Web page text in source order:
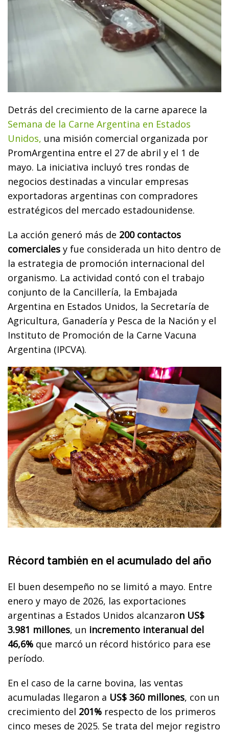
Detrás del crecimiento de la carne aparece la
Semana de la Carne Argentina en Estados
Unidos, una misión comercial organizada por
PromArgentina entre el 27 de abril y el 1 de
mayo. La iniciativa incluyó tres rondas de
negocios destinadas a vincular empresas
exportadoras argentinas con compradores
estratégicos del mercado estadounidense.
La acción generó más de 200 contactos
comerciales y fue considerada un hito dentro de
la estrategia de promoción internacional del
organismo. La actividad contó con el trabajo
conjunto de la Cancillería, la Embajada
Argentina en Estados Unidos, la Secretaría de
Agricultura, Ganadería y Pesca de la Nación y el
Instituto de Promoción de la Carne Vacuna
Argentina (IPCVA).
Récord también en el acumulado del año
El buen desempeño no se limitó a mayo. Entre
enero y mayo de 2026, las exportaciones
argentinas a Estados Unidos alcanzaron US$
3.981 millones, un incremento interanual del
46,6% que marcó un récord histórico para ese
período.
En el caso de la carne bovina, las ventas
acumuladas llegaron a US$ 360 millones, con un
crecimiento del 201% respecto de los primeros
cinco meses de 2025. Se trata del mejor registro